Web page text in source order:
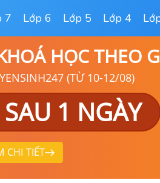
7 Lớp 6 Lớp 5 Lớp 4
HỌC THEO
(TỪ 10-12/08)
1 NGÀY
CHI TIẾT